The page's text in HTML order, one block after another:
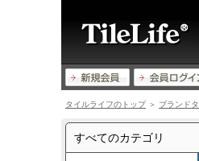
タイルライフのトップ＞ ブランド